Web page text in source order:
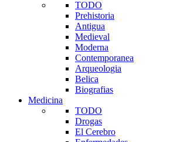
TODO
Prehistoria
Antigua
Medieval
Moderna
Contemporanea
Arqueologia
Belica
Biografias
Medicina
TODO
Drogas
El Cerebro